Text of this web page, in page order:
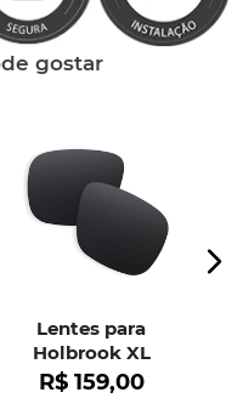
gostar
Lentes para
Holbrook XL
R$ 159,00